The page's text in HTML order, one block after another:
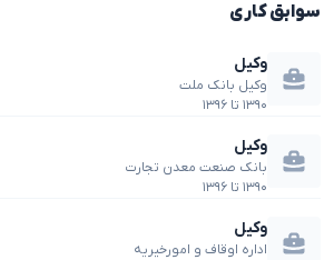
سوابق کاری
وکیل
وکیل بانک ملت
۱۳۹۰ تا ۱۳۹۶
وکیل
بانک صنعت معدن تجارت
۱۳۹۰ تا ۱۳۹۶
وکیل
اداره اوقاف و امورخیریه